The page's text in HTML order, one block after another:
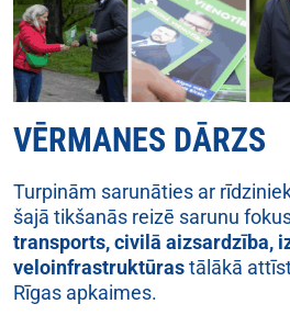
VĒRMANES DĀRZS
Turpinām sarunāties ar
šajā tikšanās reizē sarunu
transports, civilā aizsardzība,
veloinfrastruktūrastālākā
Rīgas apkaimes.